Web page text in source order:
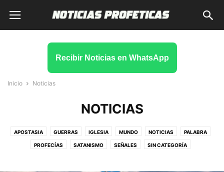
Recibir Noticias en WhatsApp
Inicio Noticias
NOTICIAS
APOSTASIA GUERRAS IGLESIA MUNDO NOTICIAS PALABRA
PROFECÍAS SATANISMO SEÑALES SIN CATEGORÍA